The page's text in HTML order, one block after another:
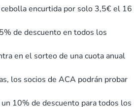
encurtida por solo 3,5€ el 16
de descuento en todos los
en el sorteo de una cuota anual
los socios de ACA podrán probar
10% de descuento para todos los